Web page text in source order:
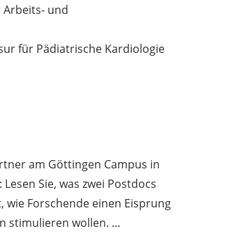
und
für Pädiatrische Kardiologie
am Göttingen Campus in
Sie, was zwei Postdocs
Forschende einen Eisprung
stimulieren wollen. …